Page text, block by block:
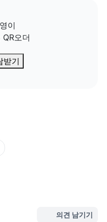
이
오더
받기
의견 남기기